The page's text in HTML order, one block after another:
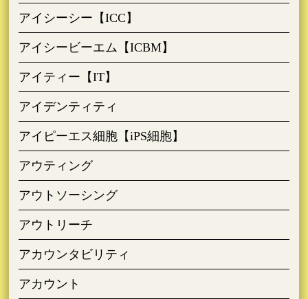
アイシーシー【ICC】
アイシービーエム【ICBM】
アイティー【IT】
アイデンティティ
アイピーエス細胞【iPS細胞】
アウティング
アウトソーシング
アウトリーチ
アカウンタビリティ
アカウント